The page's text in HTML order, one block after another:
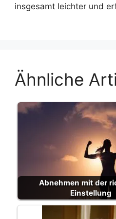
insgesamt leichter und
Ähnliche
Abnehmen mit der
Einstellung